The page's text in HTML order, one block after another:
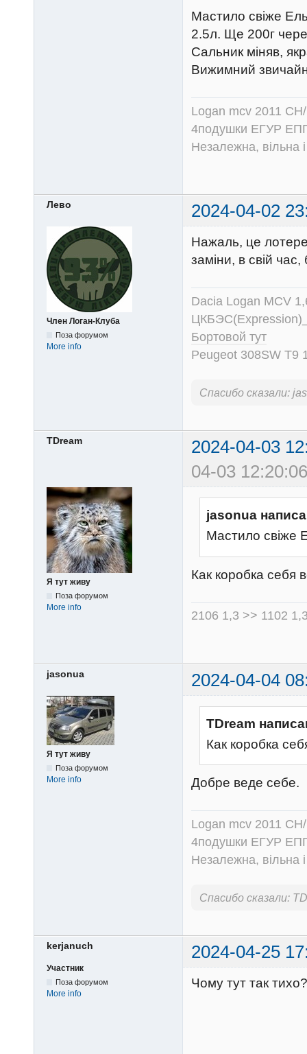
Мастило свіже
2.5л. Ще 200г
Сальник міняв,
Вижимний
Logan mcv 2011
4подушки ЕГУР
Незалежна, вільна
Лево 2024-04-02
Член Логан-Клуба
Поза форумом
More info
Нажаль, це
заміни, в свій
Dacia Logan MCV
Бортовой тут
Peugeot 308SW T9
Спасибо сказали:
TDream
2024-04-03
04-03
Я тут живу
Поза форумом
More info
jasonua
Мастило свіже
Как коробка себя
2106 1,3 >> 1102
jasonua 2024-04-04
Я тут живу
Поза форумом
More info
TDream
Как коробка
Добре веде себе.
Logan mcv 2011
4подушки ЕГУР
Незалежна, вільна
Спасибо сказали:
kerjanuch 2024-04-25
Участник
Поза форумом
More info
Чому тут так тихо?